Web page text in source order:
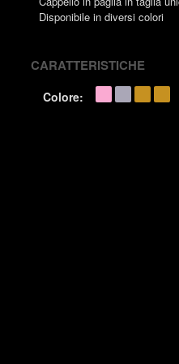
Disponibile in diversi colori
CARATTERISTICHE
Colore: